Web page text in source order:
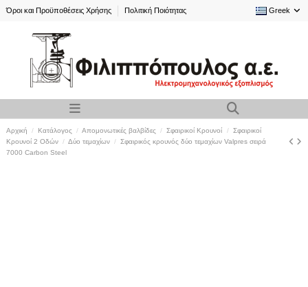
Όροι και Προϋποθέσεις Χρήσης Πολιτική Ποιότητας Greek
Αρχική Κατάλογος Απομονωτικές βαλβίδες Σφαιρικοί Kρουνοί
Σφαιρικοί
Κρουνοί 2 Οδών
Δύο τεμαχίων
Σφαιρικός κρουνός δύο τεμαχίων Valpres σειρά
7000 Carbon Steel